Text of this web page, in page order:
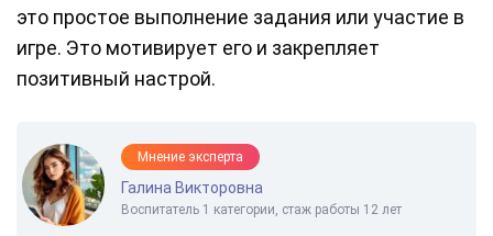
это простое выполнение задания или участие в
игре. Это мотивирует его и закрепляет
позитивный настрой.
Мнение эксперта
Галина Викторовна
Воспитатель 1 категории, стаж работы 12 лет